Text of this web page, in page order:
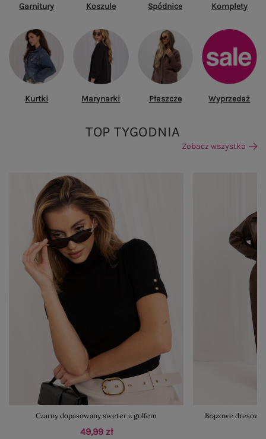
Garnitury Koszule Spódnice Komplety
Kurtki Marynarki Płaszcze Wyprzedaż
TOP TYGODNIA
Zobacz wszystko
Czarny dopasowany sweter z golfem
49,99 zł
Brązowe